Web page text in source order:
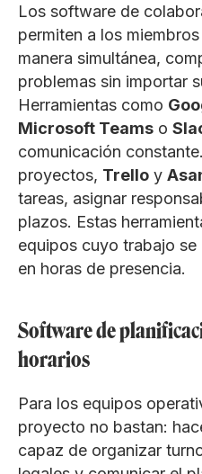
Los software de
permiten a los
manera simultánea,
problemas sin importar
Herramientas como
Microsoft Teams o
comunicación
proyectos, Trello y
tareas, asignar
plazos. Estas
equipos cuyo trabajo se
en horas de presencia.
Software de
horarios
Para los equipos
proyecto no bastan:
capaz de organizar